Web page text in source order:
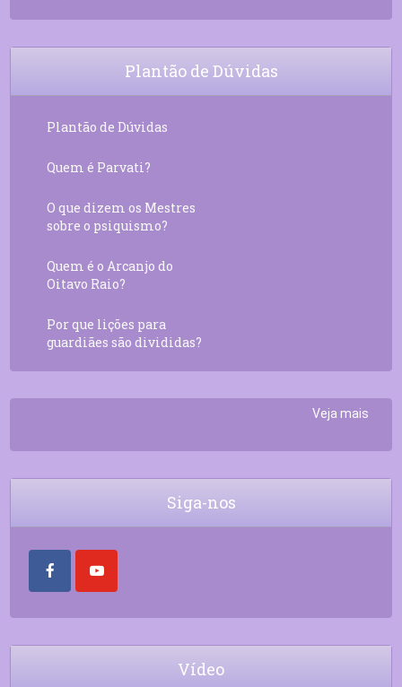
Plantão de Dúvidas
Plantão de Dúvidas
Quem é Parvati?
O que dizem os Mestres
sobre o psiquismo?
Quem é o Arcanjo do
Oitavo Raio?
Por que lições para
guardiães são divididas?
Veja mais
Siga-nos
Vídeo